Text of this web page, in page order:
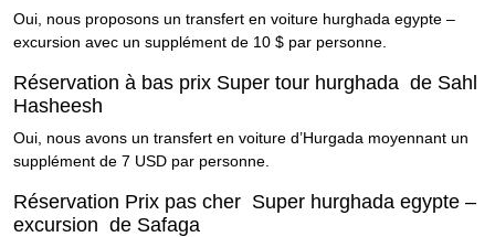
Oui, nous proposons un transfert en voiture hurghada egypte –
excursion avec un supplément de 10 $ par personne.
Réservation à bas prix Super tour hurghada de Sahl
Hasheesh
Oui, nous avons un transfert en voiture d’Hurgada moyennant un
supplément de 7 USD par personne.
Réservation Prix pas cher Super hurghada egypte –
excursion de Safaga